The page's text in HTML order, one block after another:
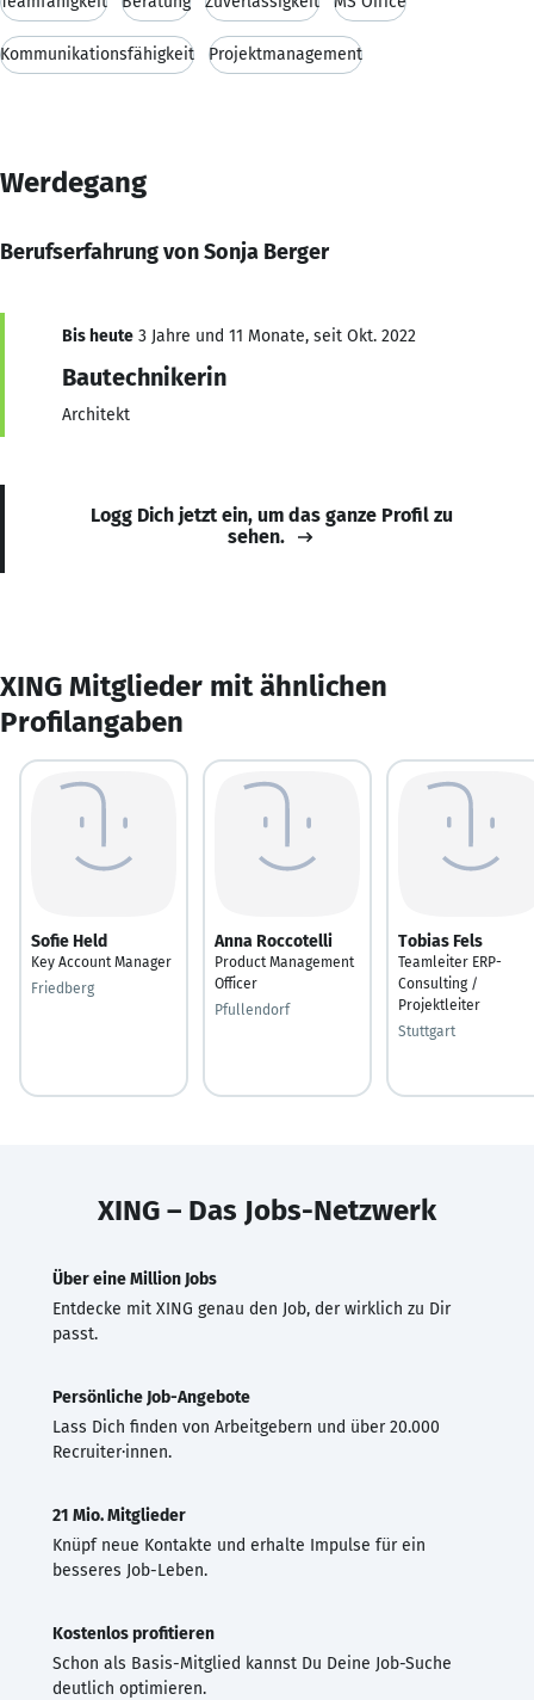
Kommunikationsfähigkeit Projektmanagement
Werdegang
Berufserfahrung von Sonja Berger
Bis heute 3 Jahre und 11 Monate, seit Okt. 2022
Bautechnikerin
Architekt
Logg Dich jetzt ein, um das ganze Profil zu
sehen.
XING Mitglieder mit ähnlichen
Profilangaben
Sofie Held
Key Account Manager
Friedberg
Anna Roccotelli
Product Management
Officer
Pfullendorf
Tobias Fels
Teamleiter ERP-
Consulting /
Projektleiter
Stuttgart
XING – Das Jobs-Netzwerk
Über eine Million Jobs
Entdecke mit XING genau den Job, der wirklich zu Dir
passt.
Persönliche Job-Angebote
Lass Dich finden von Arbeitgebern und über 20.000
Recruiter·innen.
21 Mio. Mitglieder
Knüpf neue Kontakte und erhalte Impulse für ein
besseres Job-Leben.
Kostenlos profitieren
Schon als Basis-Mitglied kannst Du Deine Job-Suche
deutlich optimieren.